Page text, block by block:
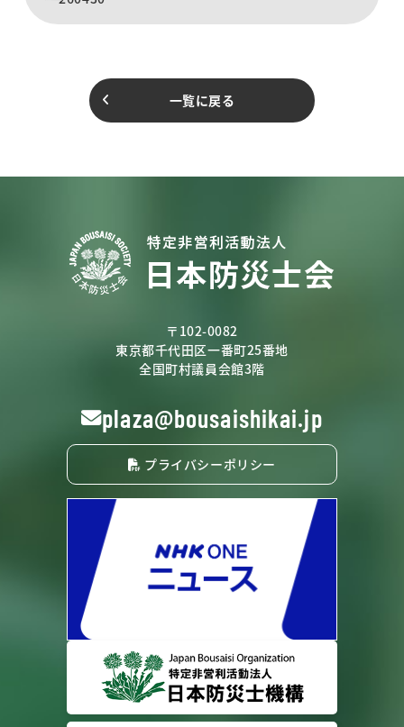
一覧に戻る
〒102-0082
東京都千代田区一番町25番地
全国町村議員会館3階
plaza@bousaishikai.jp
プライバシーポリシー